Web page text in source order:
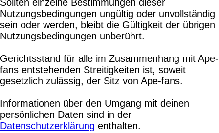
Sollten einzelne Bestimmungen dieser
Nutzungsbedingungen ungültig oder unvollständig
sein oder werden, bleibt die Gültigkeit der übrigen
Nutzungsbedingungen unberührt.
Gerichtsstand für alle im Zusammenhang mit Ape-
fans entstehenden Streitigkeiten ist, soweit
gesetzlich zulässig, der Sitz von Ape-fans.
Informationen über den Umgang mit deinen
persönlichen Daten sind in der
Datenschutzerklärung enthalten.